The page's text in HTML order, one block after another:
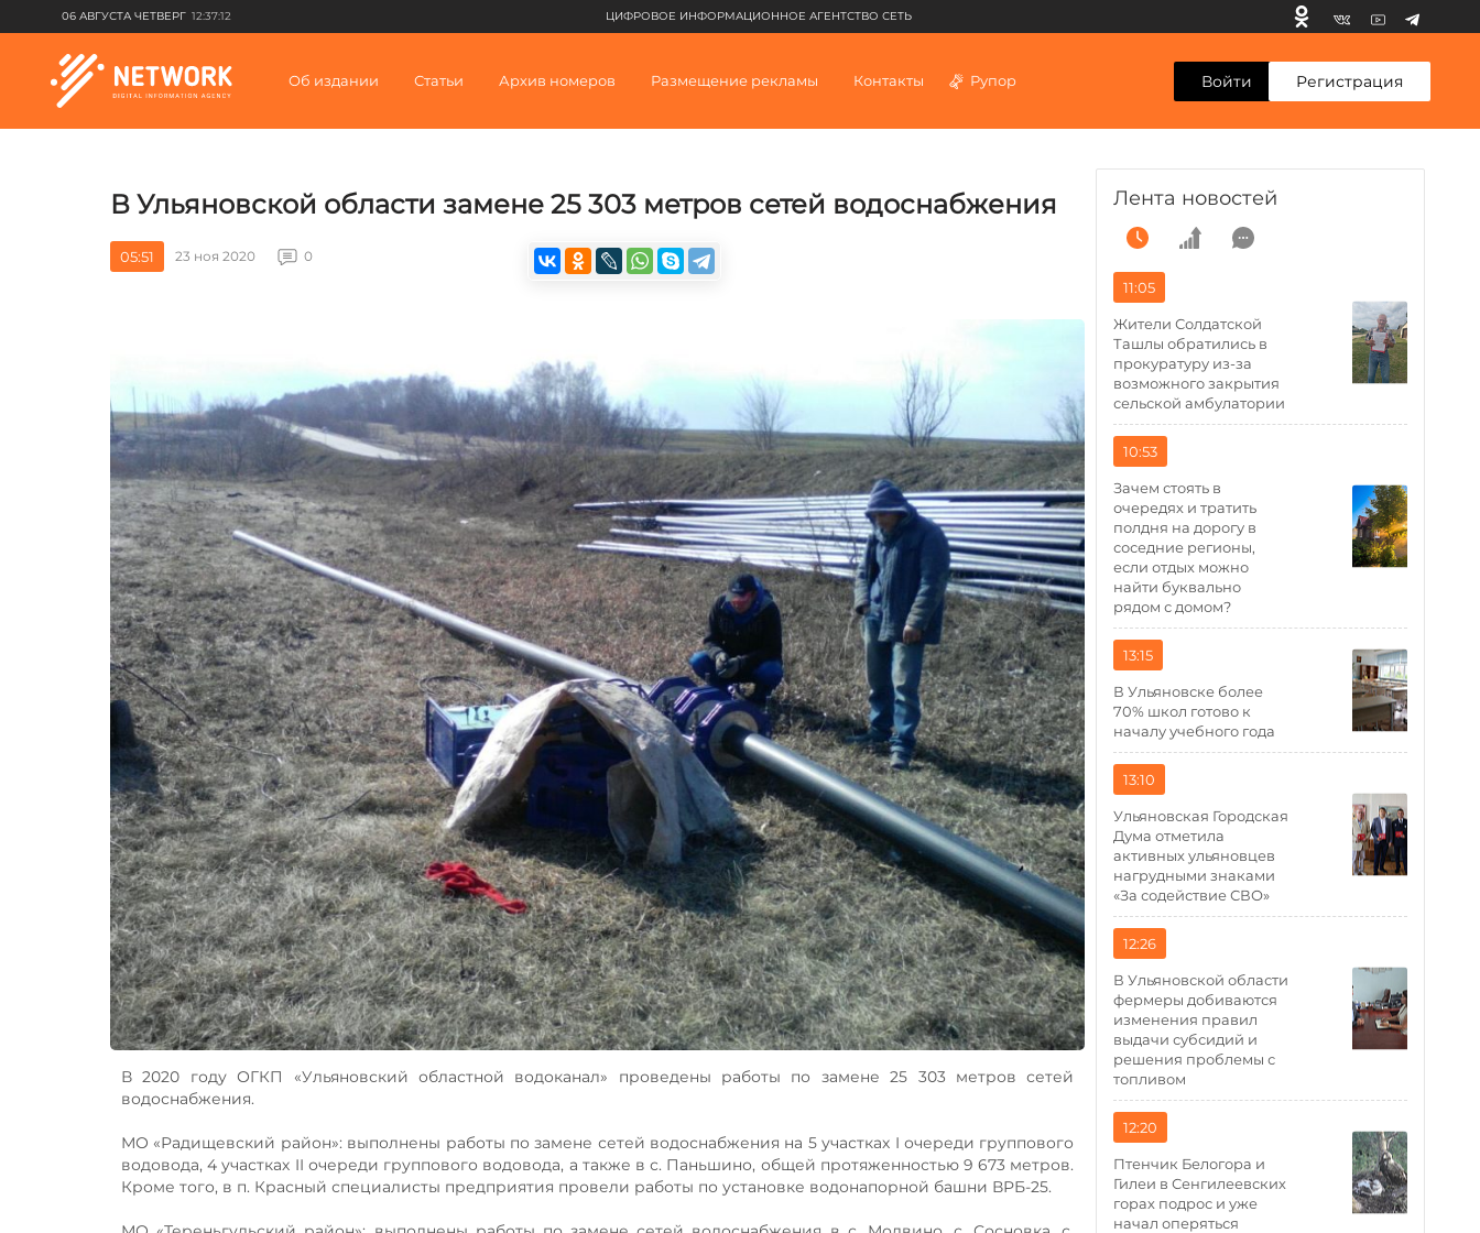
06 АВГУСТА ЧЕТВЕРГ 12:37:12 ЦИФРОВОЕ ИНФОРМАЦИОННОЕ АГЕНТСТВО СЕТЬ
Об издании Статьи Архив номеров Размещение рекламы Контакты Рупор Войти Регистрация
В Ульяновской области замене 25 303 метров сетей водоснабжения
05:51 23 ноя 2020 0
В 2020 году ОГКП «Ульяновский областной водоканал» проведены работы по замене 25 303 метров сетей
водоснабжения.
МО «Радищевский район»: выполнены работы по замене сетей водоснабжения на 5 участках I очереди группового
водовода, 4 участках II очереди группового водовода, а также в с. Паньшино, общей протяженностью 9 673 метров.
Кроме того, в п. Красный специалисты предприятия провели работы по установке водонапорной башни ВРБ-25.
Лента новостей
11:05
Жители Солдатской
Ташлы обратились в
прокуратуру из-за
возможного закрытия
сельской амбулатории
10:53
Зачем стоять в
очередях и тратить
полдня на дорогу в
соседние регионы,
если отдых можно
найти буквально
рядом с домом?
13:15
В Ульяновске более
70% школ готово к
началу учебного года
13:10
Ульяновская Городская
Дума отметила
активных ульяновцев
нагрудными знаками
«За содействие СВО»
12:26
В Ульяновской области
фермеры добиваются
изменения правил
выдачи субсидий и
решения проблемы с
топливом
12:20
Птенчик Белогора и
Гилеи в Сенгилеевских
горах подрос и уже
начал оперяться